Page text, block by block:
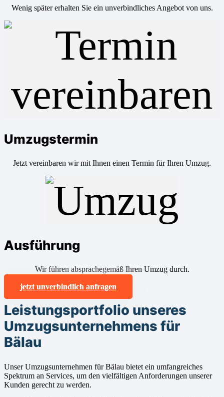
Wenig später erhalten Sie ein unverbindliches Angebot von uns.
Umzugstermin
Jetzt vereinbaren wir mit Ihnen einen Termin für Ihren Umzug.
Ausführung
Wir führen absprachegemäß Ihren Umzug durch.
jetzt unverbindlich anfragen
Leistungsportfolio unseres
Umzugsunternehmens für
Bälau
Unser Umzugsunternehmen für Bälau bietet ein umfangreiches
Spektrum an Services, um den vielfältigen Anforderungen unserer
Kunden gerecht zu werden.